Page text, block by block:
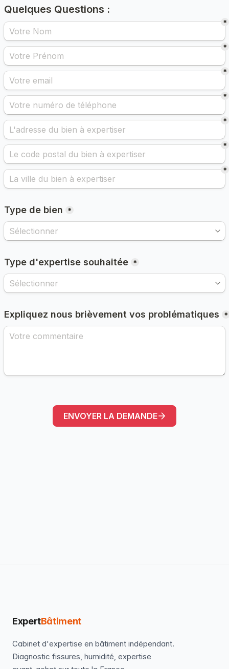
ExpertBâtiment
Cabinet d'expertise en bâtiment indépendant.
Diagnostic fissures, humidité, expertise